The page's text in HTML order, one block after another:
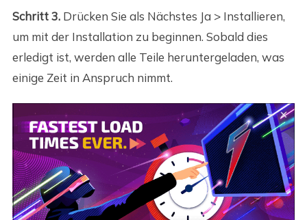
Schritt 3.Drücken Sie als Nächstes Ja > Installieren,
um mit der Installation zu beginnen. Sobald dies
erledigt ist, werden alle Teile heruntergeladen, was
einige Zeit in Anspruch nimmt.